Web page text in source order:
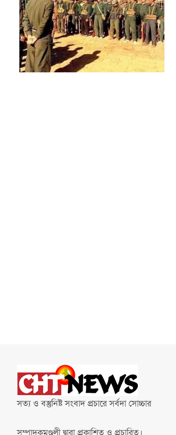
সত্য ও বস্তুনিষ্ট সংবাদ প্রচারে সর্বদা সোচ্চার
সম্পাদকমণ্ডলী দ্বারা প্রকাশিত ও প্রচারিত।